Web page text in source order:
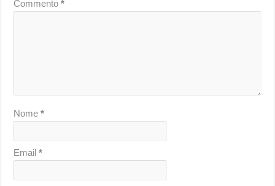
Commento*
Nome*
Email*